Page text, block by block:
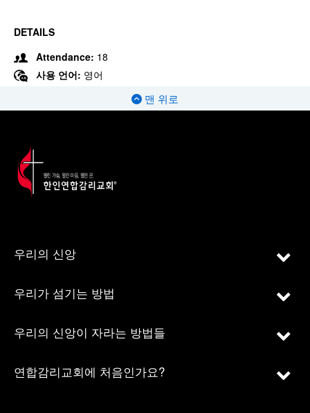
DETAILS
Attendance: 18
사용 언어: 영어
맨 위로
우리의 신앙
우리가 섬기는 방법
우리의 신앙이 자라는 방법들
연합감리교회에 처음인가요?